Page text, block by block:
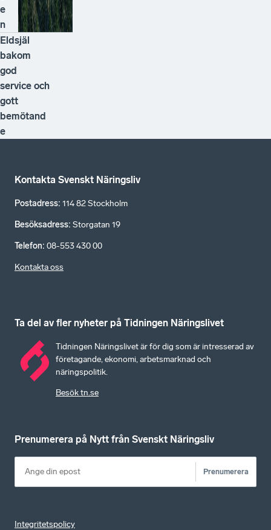
e
n
Eldsjäl
bakom
god
service och
gott
bemötand
e
Kontakta Svenskt Näringsliv
Postadress: 114 82 Stockholm
Besöksadress: Storgatan 19
Telefon: 08-553 430 00
Kontakta oss
Ta del av fler nyheter på Tidningen Näringslivet
Tidningen Näringslivet är för dig som är intresserad av
företagande, ekonomi, arbetsmarknad och
näringspolitik.
Besök tn.se
Prenumerera på Nytt från Svenskt Näringsliv
Prenumerera
Integritetspolicy